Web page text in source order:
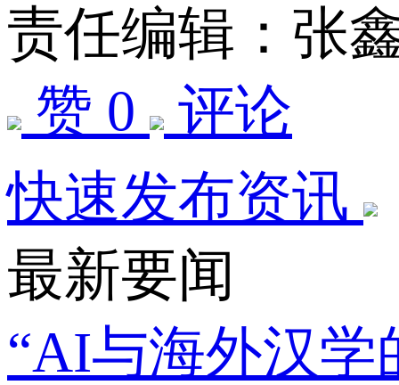
责任编辑：张
赞 0
评论
快速发布资讯
最新要闻
“AI与海外汉学